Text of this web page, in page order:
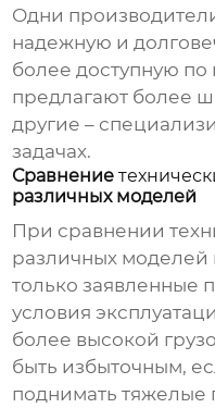
Одни
надежную и
более доступную
предлагают более
другие –
задачах.
Сравнение
различных моделей
При сравнении
различных моделей
только заявленные
условия
более высокой
быть избыточным,
поднимать тяжелые